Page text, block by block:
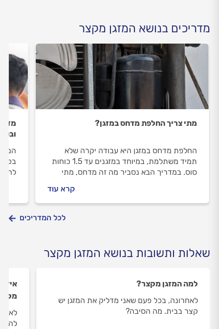
מדריכים בנושא המזגן מקצר
מתי צריך החלפת מדחס במזגן?
החלפת מדחס במזגן היא עבודה יקרה שלא
תמיד משתלמת, במיוחד במזגנים עד 1.5 כוחות
סוס. במדריך הבא נסביר מה זה מדחס, מתי
קרא עוד
בכל
לכל המדריכים
שאלות ותשובות בנושא המזגן מקצר
למה המזגן מקצר?
לאחרונה, בכל פעם שאני מדליק את המזגן יש
קצר בבית. מה הסיבה?